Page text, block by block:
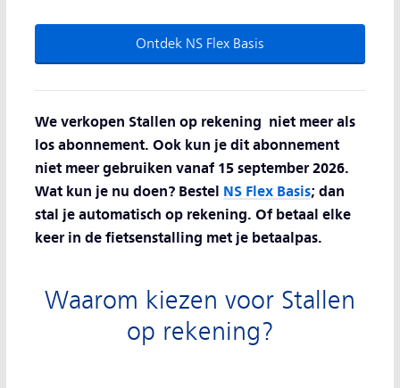
Ontdek NS Flex Basis
We verkopen Stallen op rekening niet meer als
los abonnement. Ook kun je dit abonnement
niet meer gebruiken vanaf 15 september 2026.
Wat kun je nu doen? Bestel NS Flex Basis; dan
stal je automatisch op rekening. Of betaal elke
keer in de fietsenstalling met je betaalpas.
Waarom kiezen voor Stallen
op rekening?